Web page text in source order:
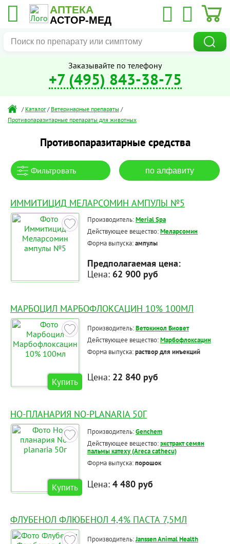
АПТЕКА
АСТОР-МЕД
Заказывайте по телефону
+7 (495) 843-38-75
/ Каталог / Ветеринарные препараты /
Противопаразитарные препараты для животных
Противопаразитарные средства
Фильтровать по алфавиту
ИММИТИЦИД МЕЛАРСОМИН АМПУЛЫ №5
Производитель:Merial Spa
Действующее вещество:Меларсомин
Форма выпуска:ампулы
Предполагаемая цена:
Цена: 62 900 руб
МАРБОЦИЛ МАРБОФЛОКСАЦИН 10% 100МЛ
Купить
Производитель:Ветокинол Биовет
Действующее вещество:Марбофлоксацин
Форма выпуска:раствор для инъекций
Цена: 22 840 руб
НО-ПЛАНАРИЯ NO-PLANARIA 50Г
Купить
Производитель:Genchem
Действующее вещество:экстракт семян
пальмы катеху (Areca cathecu)
Форма выпуска:порошок
Цена: 4 480 руб
ФЛУБЕНОЛ ФЛЮБЕНОЛ 4,4% ПАСТА 7,5МЛ
Производитель:Janssen Animal Health